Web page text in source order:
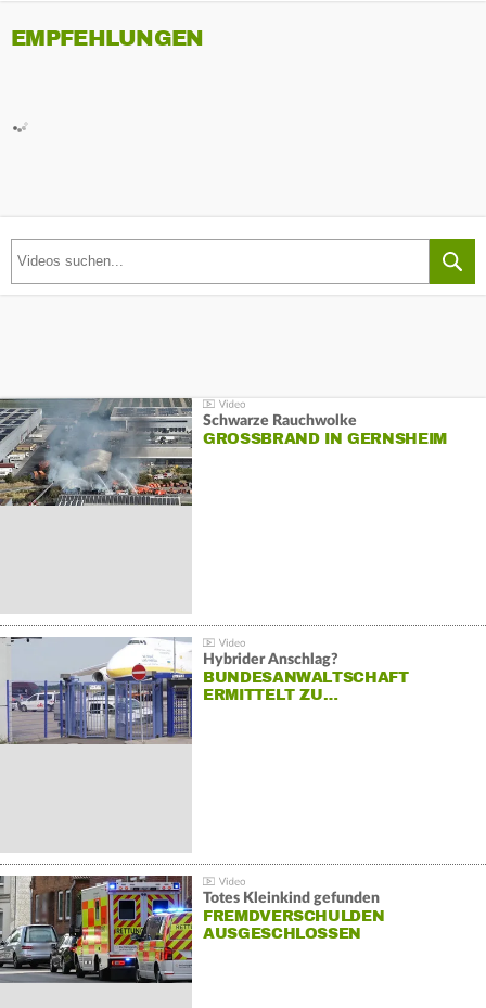
EMPFEHLUNGEN
Schwarze Rauchwolke
GROSSBRAND IN GERNSHEIM
Hybrider Anschlag?
BUNDESANWALTSCHAFT
ERMITTELT ZU…
Totes Kleinkind gefunden
FREMDVERSCHULDEN
AUSGESCHLOSSEN